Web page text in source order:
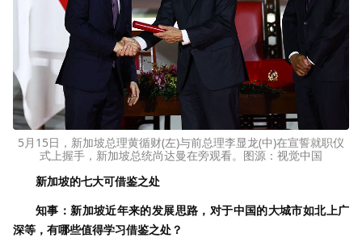
5月15日，新加坡总理黄循财(左)与前总理李显龙(中)在宣誓就职仪
式上握手，新加坡总统尚达曼在旁观看。图源：视觉中国
新加坡的七大可借鉴之处
知事：新加坡近年来的发展思路，对于中国的大城市如北上广
深等，有哪些值得学习借鉴之处？